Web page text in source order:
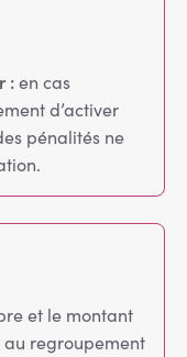
:en cas
d’activer
pénalités ne
et le montant
regroupement